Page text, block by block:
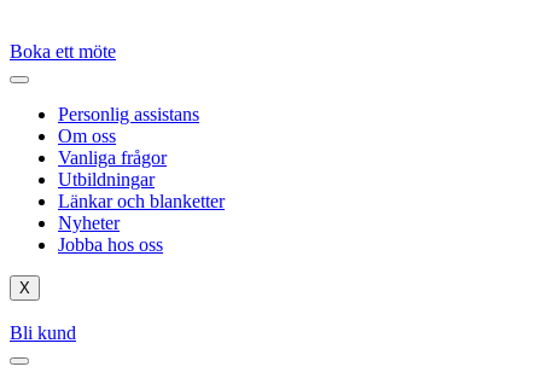
Boka ett möte
Personlig assistans
Om oss
Vanliga frågor
Utbildningar
Länkar och blanketter
Nyheter
Jobba hos oss
X
Bli kund